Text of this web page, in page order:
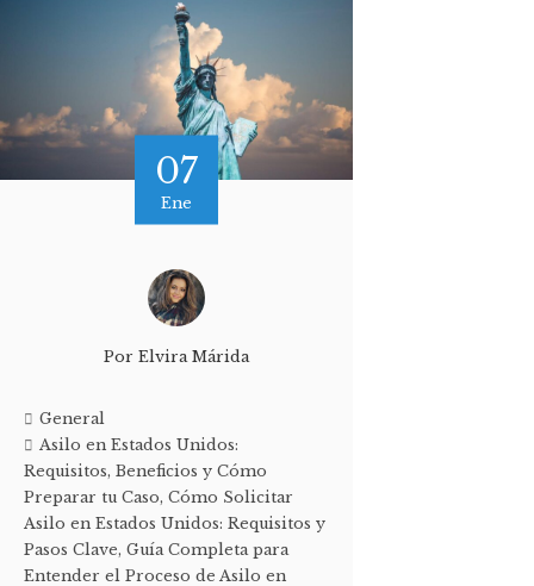
07
Ene
Por Elvira Márida
General
Asilo en Estados Unidos:
Requisitos, Beneficios y Cómo
Preparar tu Caso, Cómo Solicitar
Asilo en Estados Unidos: Requisitos y
Pasos Clave, Guía Completa para
Entender el Proceso de Asilo en